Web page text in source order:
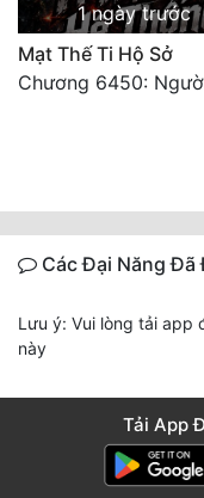
1 ngày trước
Mạt Thế Ti Hộ Sở
Các Đại Năng Đã
Lưu ý: Vui lòng tải app
này
Tải App